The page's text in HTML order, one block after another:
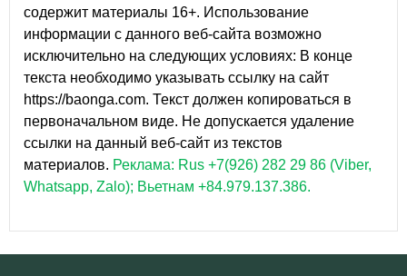
содержит материалы 16+. Использование
информации с данного веб-сайта возможно
исключительно на следующих условиях: В конце
текста необходимо указывать ссылку на сайт
https://baonga.com. Текст должен копироваться в
первоначальном виде. Не допускается удаление
ссылки на данный веб-сайт из текстов
материалов. Реклама: Rus +7(926) 282 29 86 (Viber,
Whatsapp, Zalo); Вьетнам +84.979.137.386.